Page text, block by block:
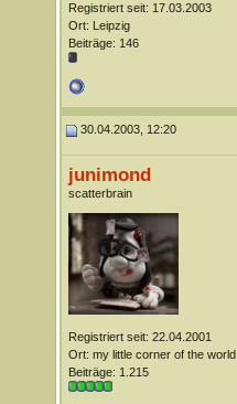
Registriert seit: 17.03.2003
Ort: Leipzig
Beiträge: 146
30.04.2003, 12:20
junimond
scatterbrain
Registriert seit: 22.04.2001
Ort: my little corner of the world
Beiträge: 1.215